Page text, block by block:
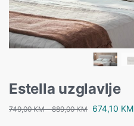
Estella uzglavlje
749,00KM – 889,00KM 674,10 KM